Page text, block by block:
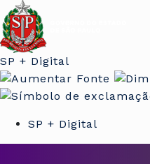
SP + Digital
SP + Digital